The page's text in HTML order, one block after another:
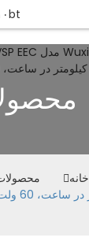
خانه